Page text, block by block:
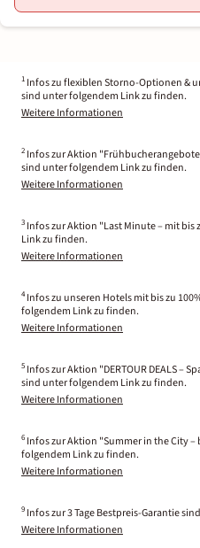
1 Infos zu flexiblen Storno-Optionen &
sind unter folgendem Link zu finden.
Weitere Informationen
2 Infos zur Aktion
sind unter folgendem Link zu finden.
Weitere Informationen
3 Infos zur Aktion "Last Minute – mit
Link zu finden.
Weitere Informationen
4 Infos zu unseren Hotels mit bis zu
folgendem Link zu finden.
Weitere Informationen
5 Infos zur Aktion "DERTOUR DEALS –
sind unter folgendem Link zu finden.
Weitere Informationen
6 Infos zur Aktion "Summer in the City –
folgendem Link zu finden.
Weitere Informationen
9 Infos zur 3 Tage Bestpreis-Garantie
Weitere Informationen